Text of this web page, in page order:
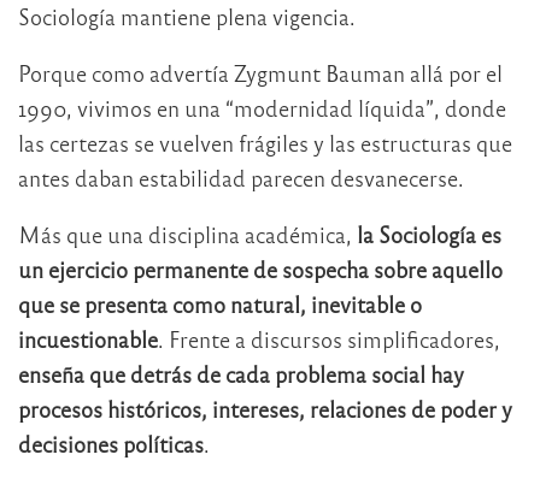
Sociología mantiene plena vigencia.
Porque como advertía Zygmunt Bauman allá por el
1990, vivimos en una “modernidad líquida”, donde
las certezas se vuelven frágiles y las estructuras que
antes daban estabilidad parecen desvanecerse.
Más que una disciplina académica, la Sociología es
un ejercicio permanente de sospecha sobre aquello
que se presenta como natural, inevitable o
incuestionable. Frente a discursos simplificadores,
enseña que detrás de cada problema social hay
procesos históricos, intereses, relaciones de poder y
decisiones políticas.